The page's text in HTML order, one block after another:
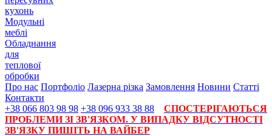
кухонь
Модульні
меблі
Обладнання
для
теплової
обробки
Про нас Портфоліо Лазерна різка Замовлення Новини Статті
Контакти
+38 066 803 98 98 +38 096 933 38 88
СПОСТЕРІГАЮТЬСЯ
ПРОБЛЕМИ ЗІ ЗВ'ЯЗКОМ. У ВИПАДКУ ВІДСУТНОСТІ
ЗВ'ЯЗКУ ПИШІТЬ НА ВАЙБЕР